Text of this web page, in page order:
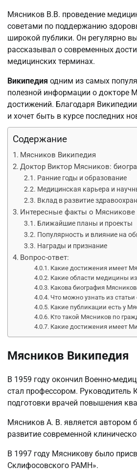
Мясников В.В. проведение
советами по поддержанию
широкой публики. Он регулярно
рассказывал о современных
медицинских терминах.
Википедия одним из самых
полезной информации о докторе
достижений. Благодаря
и хочет быть в курсе последних
Содержание
Мясников Википедия
Доктор Виктор Мясников:
Ранние годы и образование
Медицинская карьера и
Вклад в развитие
Интересные факты о Мясникове
Ближайшие планы и проекты
Популярность и влияние на
Награды и признание
Вопрос-ответ:
Какие достижения имеет
Какие области медицины
Какова биография
Что можно узнать из
Какие публикации есть у
Кто такой Мясников по
Какие достижения имеет
Мясников Википедия
В 1959 году окончил Военно-
стал профессором. Руководитель
подготовки врачей повышения
Мясников А. В. является автором
развитие современной
В 1997 году Мясникову было
Склифосовского РАМН».